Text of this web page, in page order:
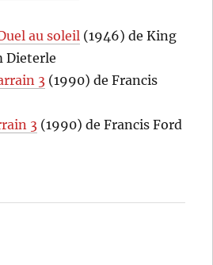
au soleil (1946) de King
Dieterle
3 (1990) de Francis
3 (1990) de Francis Ford